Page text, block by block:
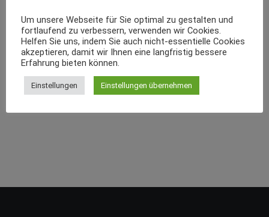
Um unsere Webseite für Sie optimal zu gestalten und
fortlaufend zu verbessern, verwenden wir Cookies.
Helfen Sie uns, indem Sie auch nicht-essentielle Cookies
akzeptieren, damit wir Ihnen eine langfristig bessere
Erfahrung bieten können.
Einstellungen Einstellungen übernehmen